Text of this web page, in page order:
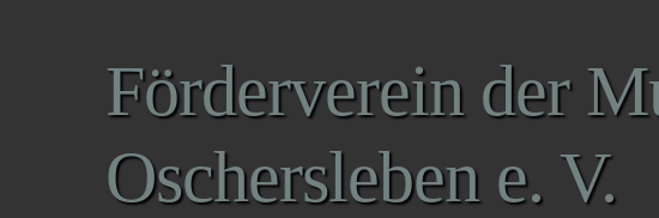
Förderverein der
Oschersleben e. V.